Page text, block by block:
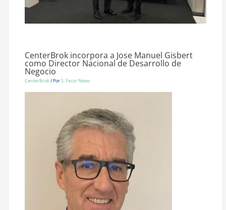
CenterBrok incorpora a Jose Manuel Gisbert
como Director Nacional de Desarrollo de
Negocio
CenterBrok/ PorS. Fecor News